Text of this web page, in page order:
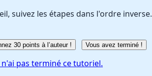
suivez les étapes dans l'ordre inverse.
30 points à l’auteur ! Vous avez terminé !
pas terminé ce tutoriel.